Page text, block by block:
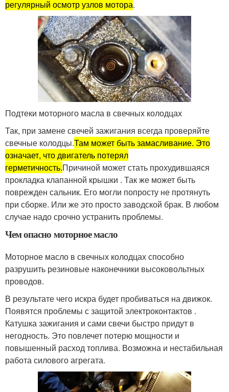
регулярный осмотр узлов мотора.
Подтеки моторного масла в свечных колодцах
Так, при замене свечей зажигания всегда проверяйте
свечные колодцы.Там может быть замасливание. Это
означает, что двигатель потерял
герметичность.Причиной может стать прохудившаяся
прокладка клапанной крышки . Так же может быть
поврежден сальник. Его могли попросту не протянуть
при сборке. Или же это просто заводской брак. В любом
случае надо срочно устранить проблемы.
Чем опасно моторное масло
Моторное масло в свечных колодцах способно
разрушить резиновые наконечники высоковольтных
проводов.
В результате чего искра будет пробиваться на движок.
Появятся проблемы с защитой электроконтактов .
Катушка зажигания и сами свечи быстро придут в
негодность. Это повлечет потерю мощности и
повышенный расход топлива. Возможна и нестабильная
работа силового агрегата.